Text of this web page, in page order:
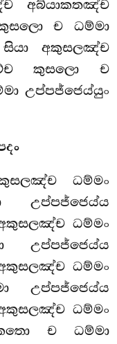
අබ්යාකතඤ්ච
ච ධම්මා
සියා අකුසලඤ්ච
කුසලො ච
උප්පජ්ජෙය්යුං
ධම්මං
ධම්මං
ධම්මං
උප්පජ්ජෙය්ය
ධම්මං
ච ධම්මා